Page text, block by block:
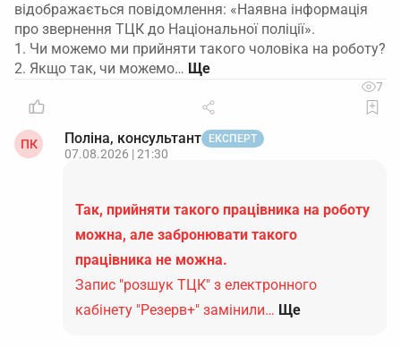
відображається повідомлення: «Наявна інформація
про звернення ТЦК до Національної поліції».
1. Чи можемо ми прийняти такого чоловіка на роботу?
2. Якщо так, чи можемо…
7
ПК Поліна, консультант ЕКСПЕРТ
07.08.2026 | 21:30
Так, прийняти такого працівника на роботу
можна, але забронювати такого
працівника не можна.
Запис "розшук ТЦК" з електронного
кабінету "Резерв+" замінили… Ще